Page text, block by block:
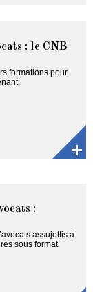
: le CNB
formations pour
:
assujettis à
sous format